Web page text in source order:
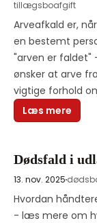
tillægsboafgift
Arveafkald er,
en bestemt
"arven er faldet"
ønsker at arve
vigtige forhold
Læs mere
Dødsfald i
13. nov. 2025
Hvordan
- læs mere om